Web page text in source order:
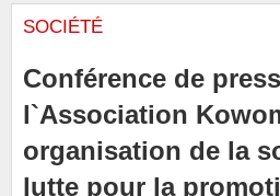
SOCIÉTÉ
Conférence de
l`Association
organisation de la
lutte pour la